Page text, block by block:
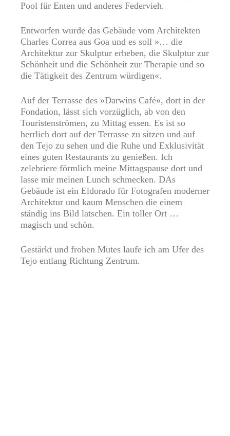
Pool für Enten und anderes Federvieh.
Entworfen wurde das Gebäude vom Architekten
Charles Correa aus Goa und es soll »… die
Architektur zur Skulptur erheben, die Skulptur zur
Schönheit und die Schönheit zur Therapie und so
die Tätigkeit des Zentrum würdigen«.
Auf der Terrasse des »Darwins Café«, dort in der
Fondation, lässt sich vorzüglich, ab von den
Touristenströmen, zu Mittag essen. Es ist so
herrlich dort auf der Terrasse zu sitzen und auf
den Tejo zu sehen und die Ruhe und Exklusivität
eines guten Restaurants zu genießen. Ich
zelebriere förmlich meine Mittagspause dort und
lasse mir meinen Lunch schmecken. DAs
Gebäude ist ein Eldorado für Fotografen moderner
Architektur und kaum Menschen die einem
ständig ins Bild latschen. Ein toller Ort …
magisch und schön.
Gestärkt und frohen Mutes laufe ich am Ufer des
Tejo entlang Richtung Zentrum.